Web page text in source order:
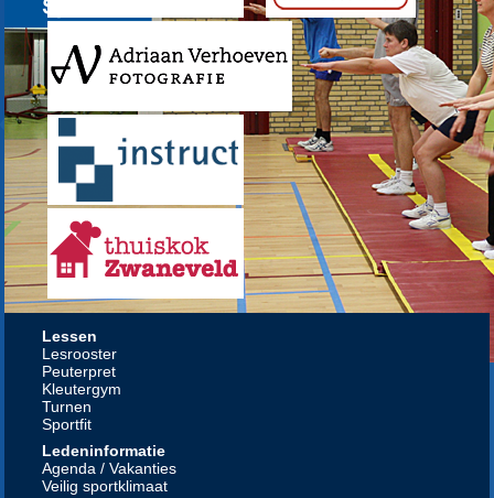
Lessen
Lesrooster
Peuterpret
Kleutergym
Turnen
Sportfit
Ledeninformatie
Agenda / Vakanties
Veilig sportklimaat